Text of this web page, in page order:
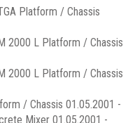
Platform / Chassis
2000 L Platform / Chassis
2000 L Platform / Chassis
/ Chassis 01.05.2001 -
Mixer 01.05.2001 -